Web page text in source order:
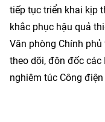
tiếp tục triển khai kịp
khắc phục hậu quả
Văn phòng Chính
theo dõi, đôn đốc các
nghiêm túc Công điện